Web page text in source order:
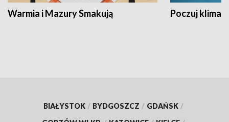
Warmia i Mazury Smakują Poczuj klimat
BIAŁYSTOK / BYDGOSZCZ / GDAŃSK /